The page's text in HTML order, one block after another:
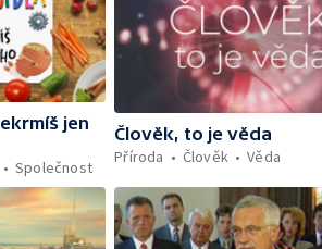
jen
Společnost
Člověk, to je věda
Příroda
Člověk Věda